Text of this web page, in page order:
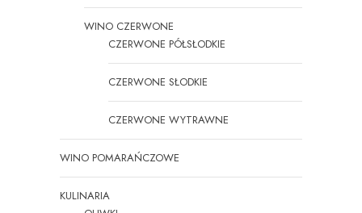
WINO CZERWONE
CZERWONE PÓŁSŁODKIE
CZERWONE SŁODKIE
CZERWONE WYTRAWNE
WINO POMARAŃCZOWE
KULINARIA